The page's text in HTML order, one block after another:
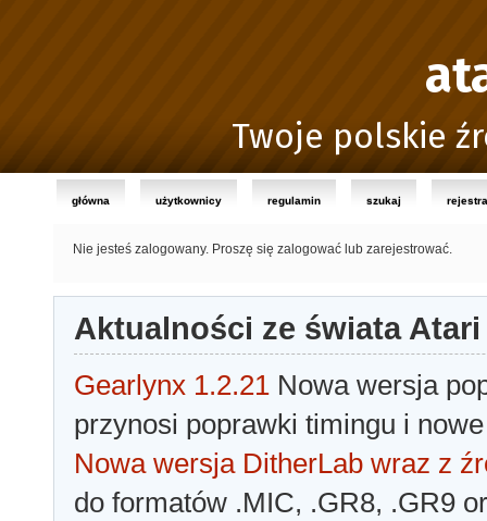
Twoje polskie
główna użytkownicy regulamin szukaj
Nie jesteś zalogowany. Proszę się zalogować lub zarejestrować.
Aktualności ze świata Atari
Gearlynx 1.2.21 Nowa wersja
przynosi poprawki timingu i
Nowa wersja DitherLab wraz z
do formatów .MIC, .GR8, .GR9